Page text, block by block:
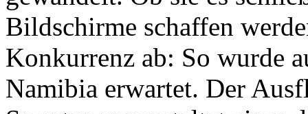
Bildschirme schaffen
Konkurrenz ab: So wurde
Namibia erwartet. Der